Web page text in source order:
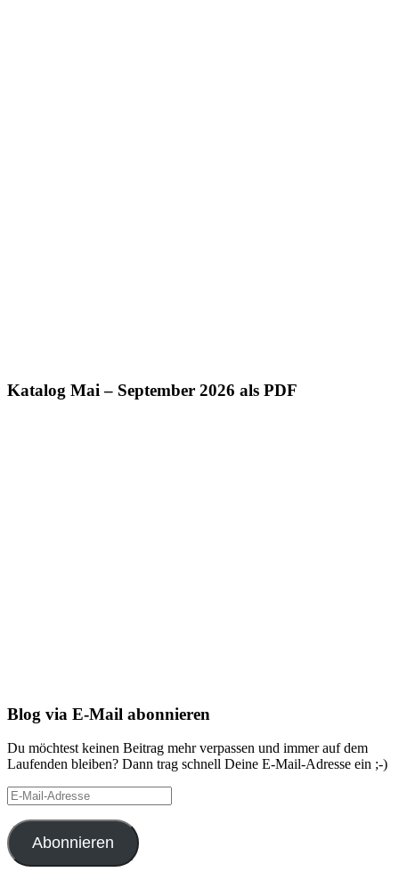
Katalog Mai – September 2026 als PDF
Blog via E-Mail abonnieren
Du möchtest keinen Beitrag mehr verpassen und immer auf dem
Laufenden bleiben? Dann trag schnell Deine E-Mail-Adresse ein ;-)
E-
Mail-
Adresse
Abonnieren